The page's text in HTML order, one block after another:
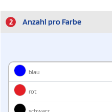
2 Anzahl pro Farbe
blau
rot